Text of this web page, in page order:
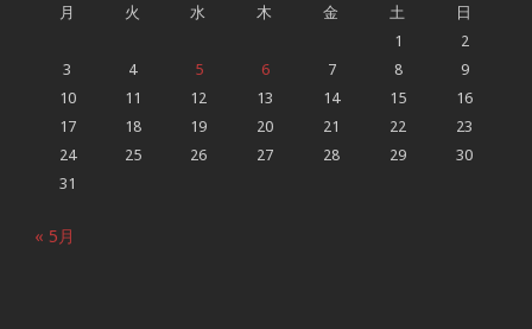
月
火 水 木 金 土
日
1
2
3
4 5 6 7 8
9
10
11 12 13 14 15
16
17
18 19 20 21 22
23
24
25 26 27 28 29
30
31
« 5月